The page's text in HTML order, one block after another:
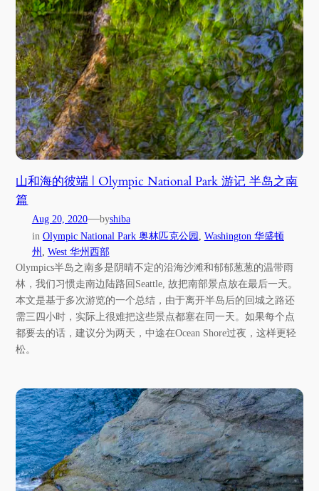
山和海的彼端 | Olympic National Park 游记 半岛之南
篇
Aug 20, 2020—byshiba
in Olympic National Park 奥林匹克公园
Washington 华盛顿
州
West 华州西部
Olympics半岛之南多是阴晴不定的沿海沙滩和郁郁葱葱的温带雨
林，我们习惯走南边陆路回Seattle, 故把南部景点放在最后一天。
本文是基于多次游览的一个总结，由于离开半岛后的回城之路还
需三四小时，实际上很难把这些景点都塞在同一天。如果每个点
都要去的话，建议分为两天，中途在Ocean Shore过夜，这样更轻
松。